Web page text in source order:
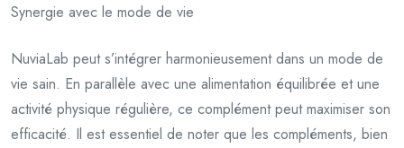
Synergie avec le mode de vie
NuviaLab peut s’intégrer harmonieusement dans un mode de
vie sain. En parallèle avec une alimentation équilibrée et une
activité physique régulière, ce complément peut maximiser son
efficacité. Il est essentiel de noter que les compléments, bien